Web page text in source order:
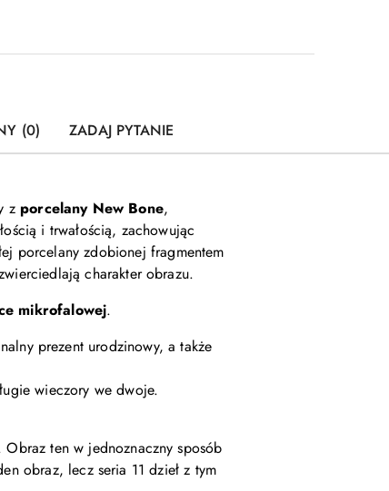
(0) ZADAJ PYTANIE
z porcelany New Bone,
i trwałością, zachowując
porcelany zdobionej fragmentem
charakter obrazu.
mikrofalowej.
prezent urodzinowy, a także
wieczory we dwoje.
ten w jednoznaczny sposób
obraz, lecz seria 11 dzieł z tym